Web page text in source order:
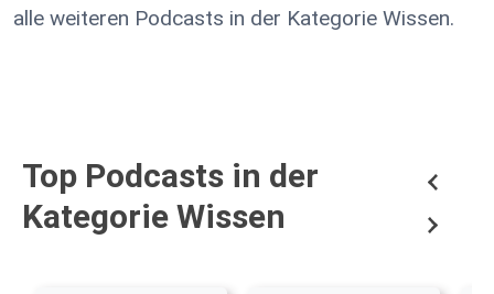
alle weiteren Podcasts in der Kategorie Wissen.
Top Podcasts in der
Kategorie Wissen